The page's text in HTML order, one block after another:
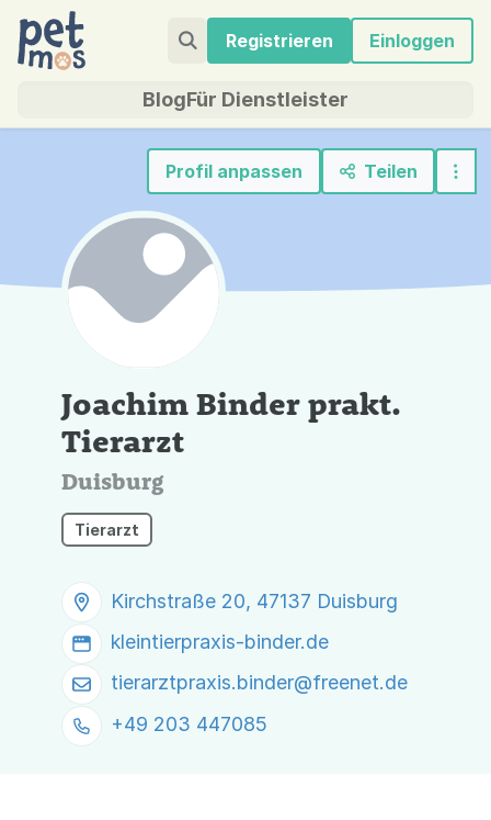
Registrieren Einloggen
BlogFür Dienstleister
Profil anpassen Teilen
Joachim Binder prakt.
Tierarzt
Duisburg
Tierarzt
Kirchstraße 20, 47137 Duisburg
kleintierpraxis-binder.de
tierarztpraxis.binder@freenet.de
+49 203 447085